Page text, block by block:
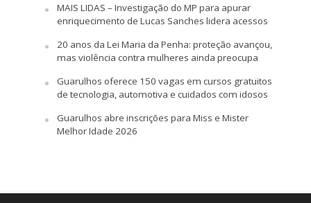
MAIS LIDAS – Investigação do MP para apurar
enriquecimento de Lucas Sanches lidera acessos
20 anos da Lei Maria da Penha: proteção avançou,
mas violência contra mulheres ainda preocupa
Guarulhos oferece 150 vagas em cursos gratuitos
de tecnologia, automotiva e cuidados com idosos
Guarulhos abre inscrições para Miss e Mister
Melhor Idade 2026